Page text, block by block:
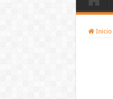
Inicio